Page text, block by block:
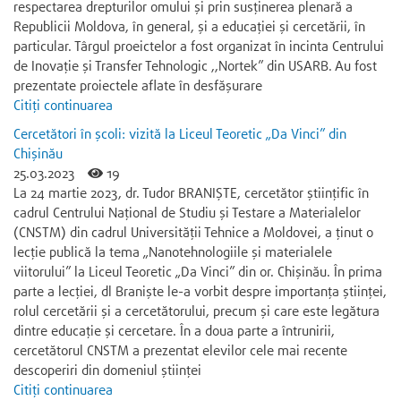
respectarea drepturilor omului și prin susținerea plenară a
Republicii Moldova, în general, și a educației și cercetării, în
particular. Târgul proeictelor a fost organizat în incinta Centrului
de Inovație și Transfer Tehnologic ,,Nortek” din USARB. Au fost
prezentate proiectele aflate în desfășurare
Citiți continuarea
Cercetători în școli: vizită la Liceul Teoretic „Da Vinci” din
Chișinău
25.03.2023
19
La 24 martie 2023, dr. Tudor BRANIȘTE, cercetător științific în
cadrul Centrului Național de Studiu și Testare a Materialelor
(CNSTM) din cadrul Universității Tehnice a Moldovei, a ținut o
lecție publică la tema „Nanotehnologiile și materialele
viitorului” la Liceul Teoretic „Da Vinci” din or. Chișinău. În prima
parte a lecției, dl Braniște le-a vorbit despre importanța științei,
rolul cercetării și a cercetătorului, precum și care este legătura
dintre educație și cercetare. În a doua parte a întrunirii,
cercetătorul CNSTM a prezentat elevilor cele mai recente
descoperiri din domeniul științei
Citiți continuarea